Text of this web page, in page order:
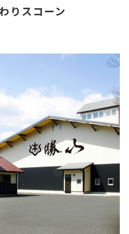
りスコーン